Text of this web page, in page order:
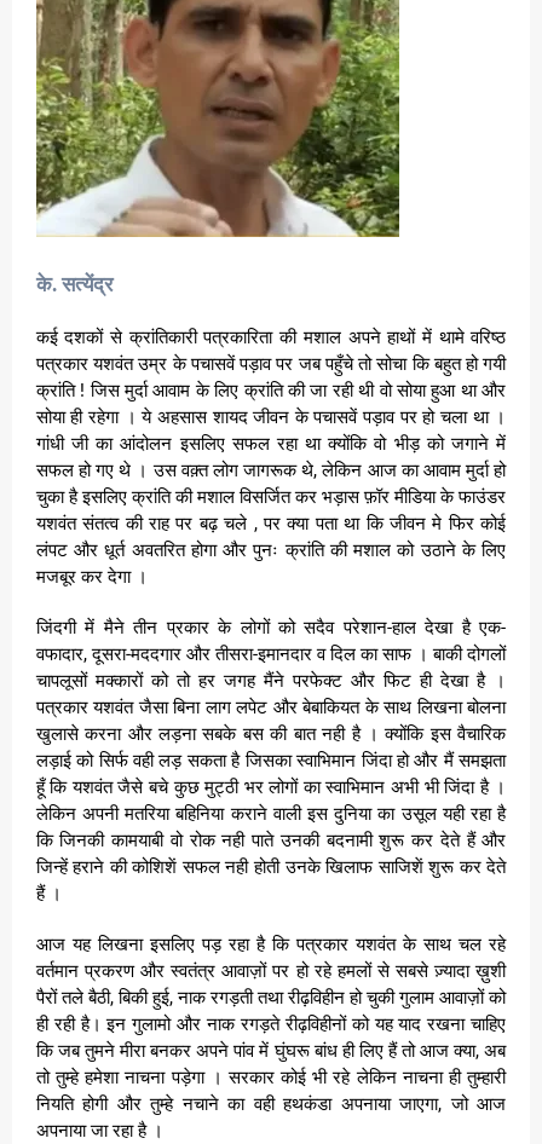
के. सत्येंद्र
कई दशकों से क्रांतिकारी पत्रकारिता की मशाल अपने हाथों में थामे वरिष्ठ
पत्रकार यशवंत उम्र के पचासवें पड़ाव पर जब पहुँचे तो सोचा कि बहुत हो गयी
क्रांति ! जिस मुर्दा आवाम के लिए क्रांति की जा रही थी वो सोया हुआ था और
सोया ही रहेगा । ये अहसास शायद जीवन के पचासवें पड़ाव पर हो चला था ।
गांधी जी का आंदोलन इसलिए सफल रहा था क्योंकि वो भीड़ को जगाने में
सफल हो गए थे । उस वक़्त लोग जागरूक थे, लेकिन आज का आवाम मुर्दा हो
चुका है इसलिए क्रांति की मशाल विसर्जित कर भड़ास फ़ॉर मीडिया के फाउंडर
यशवंत संतत्व की राह पर बढ़ चले , पर क्या पता था कि जीवन मे फिर कोई
लंपट और धूर्त अवतरित होगा और पुनः क्रांति की मशाल को उठाने के लिए
मजबूर कर देगा ।
जिंदगी में मैने तीन प्रकार के लोगों को सदैव परेशान-हाल देखा है एक-
वफादार, दूसरा-मददगार और तीसरा-इमानदार व दिल का साफ । बाकी दोगलों
चापलूसों मक्कारों को तो हर जगह मैंने परफेक्ट और फिट ही देखा है ।
पत्रकार यशवंत जैसा बिना लाग लपेट और बेबाकियत के साथ लिखना बोलना
खुलासे करना और लड़ना सबके बस की बात नही है । क्योंकि इस वैचारिक
लड़ाई को सिर्फ वही लड़ सकता है जिसका स्वाभिमान जिंदा हो और मैं समझता
हूँ कि यशवंत जैसे बचे कुछ मुट्ठी भर लोगों का स्वाभिमान अभी भी जिंदा है ।
लेकिन अपनी मतरिया बहिनिया कराने वाली इस दुनिया का उसूल यही रहा है
कि जिनकी कामयाबी वो रोक नही पाते उनकी बदनामी शुरू कर देते हैं और
जिन्हें हराने की कोशिशें सफल नही होती उनके खिलाफ साजिशें शुरू कर देते
हैं ।
आज यह लिखना इसलिए पड़ रहा है कि पत्रकार यशवंत के साथ चल रहे
वर्तमान प्रकरण और स्वतंत्र आवाज़ों पर हो रहे हमलों से सबसे ज़्यादा ख़ुशी
पैरों तले बैठी, बिकी हुई, नाक रगड़ती तथा रीढ़विहीन हो चुकी गुलाम आवाज़ों को
ही रही है। इन गुलामो और नाक रगड़ते रीढ़विहीनों को यह याद रखना चाहिए
कि जब तुमने मीरा बनकर अपने पांव में घुंघरू बांध ही लिए हैं तो आज क्या, अब
तो तुम्हे हमेशा नाचना पड़ेगा । सरकार कोई भी रहे लेकिन नाचना ही तुम्हारी
नियति होगी और तुम्हे नचाने का वही हथकंडा अपनाया जाएगा, जो आज
अपनाया जा रहा है ।